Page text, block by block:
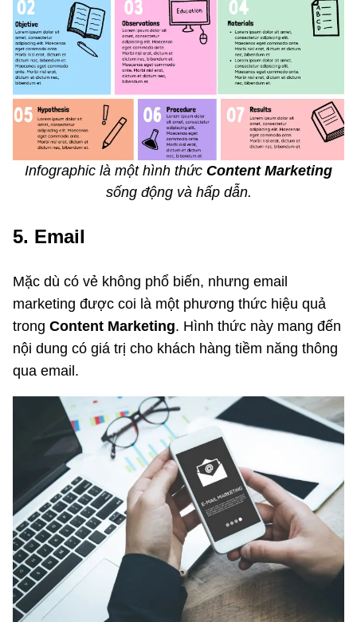
Infographic là một hình thức Content Marketing
sống động và hấp dẫn.
5. Email
Mặc dù có vẻ không phổ biến, nhưng email
marketing được coi là một phương thức hiệu quả
trong Content Marketing. Hình thức này mang đến
nội dung có giá trị cho khách hàng tiềm năng thông
qua email.